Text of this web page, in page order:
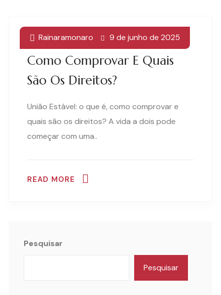
União Estável: O Que É,
Como Comprovar E Quais
São Os Direitos?
Rainaramonaro 9 de junho de 2025
União Estável: o que é, como comprovar e
quais são os direitos? A vida a dois pode
começar com uma..
READ MORE
Pesquisar
Pesquisar